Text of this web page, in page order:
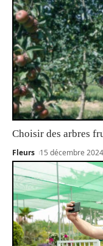
Choisir des arbres
Fleurs 15 décembre 2024